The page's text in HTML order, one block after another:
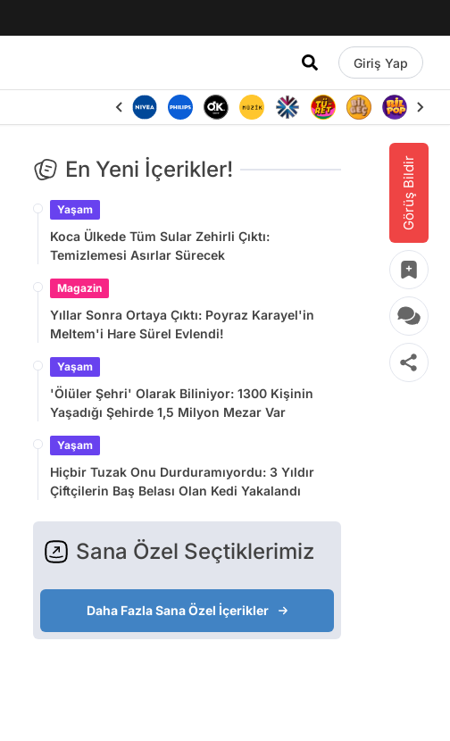
Giriş Yap
Görüş Bildir
En Yeni İçerikler!
Yaşam
Koca Ülkede Tüm Sular Zehirli Çıktı:
Temizlemesi Asırlar Sürecek
Magazin
Yıllar Sonra Ortaya Çıktı: Poyraz Karayel'in
Meltem'i Hare Sürel Evlendi!
Yaşam
'Ölüler Şehri' Olarak Biliniyor: 1300 Kişinin
Yaşadığı Şehirde 1,5 Milyon Mezar Var
Yaşam
Hiçbir Tuzak Onu Durduramıyordu: 3 Yıldır
Çiftçilerin Baş Belası Olan Kedi Yakalandı
Sana Özel Seçtiklerimiz
Daha Fazla Sana Özel İçerikler